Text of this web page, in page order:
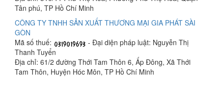
Tân phú, TP Hồ Chí Minh
CÔNG TY TNHH SẢN XUẤT THƯƠNG MẠI GIA PHÁT SÀI
GÒN
Mã số thuế:
- Đại diện pháp luật: Nguyễn Thị
Thanh Tuyển
Địa chỉ: 61/2 đường Thới Tam Thôn 6, Ấp Đông, Xã Thới
Tam Thôn, Huyện Hóc Môn, TP Hồ Chí Minh